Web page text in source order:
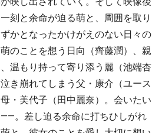
刻と余命が迫る萌と、周囲を取り
かとなったかけがえのない日々の
のことを想う日向（齊藤潤）、親
温もり持って寄り添う麗（池端杏
き崩れてしまう父・康介（ユース
・美代子（田中麗奈）。会いたい
。差し迫る余命に打ちひしがれ